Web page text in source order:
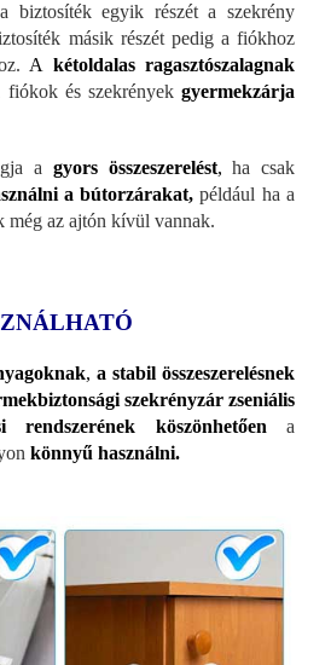
biztosíték egyik részét a szekrény
másik részét pedig a fiókhoz
A kétoldalas ragasztószalagnak
fiókok és szekrények gyermekzárja
a gyors összeszerelést,ha csak
a bútorzárakat, például ha a
még az ajtón kívül vannak.
, a stabil összeszerelésnek
szekrényzár zseniális
köszönhetően a
könnyű használni.